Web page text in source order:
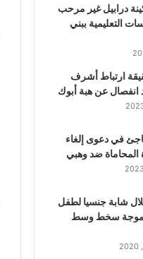
درابيل غير مرحب
التعليمية ببني
ارتباط أشرف
عن هبة أبوك
في دعوى إلغاء
المحاماة ضد وهبي
شابة جنسيا لطفل
موجة سخط وسط